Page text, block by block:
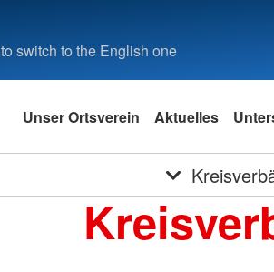
switch to the English one
Unser Ortsverein Aktuelles